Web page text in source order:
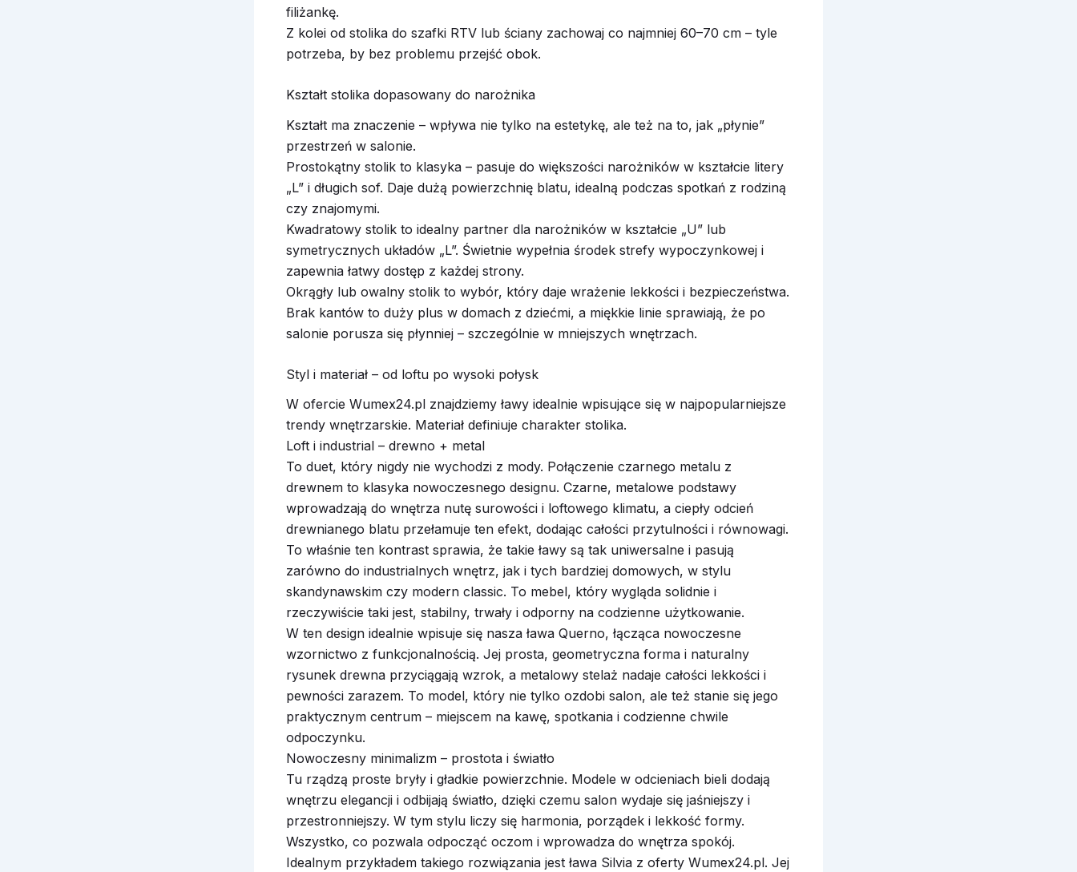
filiżankę.
Z kolei od stolika do szafki RTV lub ściany zachowaj co najmniej 60–70 cm – tyle
potrzeba, by bez problemu przejść obok.
Kształt stolika dopasowany do narożnika
Kształt ma znaczenie – wpływa nie tylko na estetykę, ale też na to, jak „płynie”
przestrzeń w salonie.
Prostokątny stolik to klasyka – pasuje do większości narożników w kształcie litery
„L” i długich sof. Daje dużą powierzchnię blatu, idealną podczas spotkań z rodziną
czy znajomymi.
Kwadratowy stolik to idealny partner dla narożników w kształcie „U” lub
symetrycznych układów „L”. Świetnie wypełnia środek strefy wypoczynkowej i
zapewnia łatwy dostęp z każdej strony.
Okrągły lub owalny stolik to wybór, który daje wrażenie lekkości i bezpieczeństwa.
Brak kantów to duży plus w domach z dziećmi, a miękkie linie sprawiają, że po
salonie porusza się płynniej – szczególnie w mniejszych wnętrzach.
Styl i materiał – od loftu po wysoki połysk
W ofercie Wumex24.pl znajdziemy ławy idealnie wpisujące się w najpopularniejsze
trendy wnętrzarskie. Materiał definiuje charakter stolika.
Loft i industrial – drewno + metal
To duet, który nigdy nie wychodzi z mody. Połączenie czarnego metalu z
drewnem to klasyka nowoczesnego designu. Czarne, metalowe podstawy
wprowadzają do wnętrza nutę surowości i loftowego klimatu, a ciepły odcień
drewnianego blatu przełamuje ten efekt, dodając całości przytulności i równowagi.
To właśnie ten kontrast sprawia, że takie ławy są tak uniwersalne i pasują
zarówno do industrialnych wnętrz, jak i tych bardziej domowych, w stylu
skandynawskim czy modern classic. To mebel, który wygląda solidnie i
rzeczywiście taki jest, stabilny, trwały i odporny na codzienne użytkowanie.
W ten design idealnie wpisuje się nasza ława Querno, łącząca nowoczesne
wzornictwo z funkcjonalnością. Jej prosta, geometryczna forma i naturalny
rysunek drewna przyciągają wzrok, a metalowy stelaż nadaje całości lekkości i
pewności zarazem. To model, który nie tylko ozdobi salon, ale też stanie się jego
praktycznym centrum – miejscem na kawę, spotkania i codzienne chwile
odpoczynku.
Nowoczesny minimalizm – prostota i światło
Tu rządzą proste bryły i gładkie powierzchnie. Modele w odcieniach bieli dodają
wnętrzu elegancji i odbijają światło, dzięki czemu salon wydaje się jaśniejszy i
przestronniejszy. W tym stylu liczy się harmonia, porządek i lekkość formy.
Wszystko, co pozwala odpocząć oczom i wprowadza do wnętrza spokój.
Idealnym przykładem takiego rozwiązania jest ława Silvia z oferty Wumex24.pl. Jej